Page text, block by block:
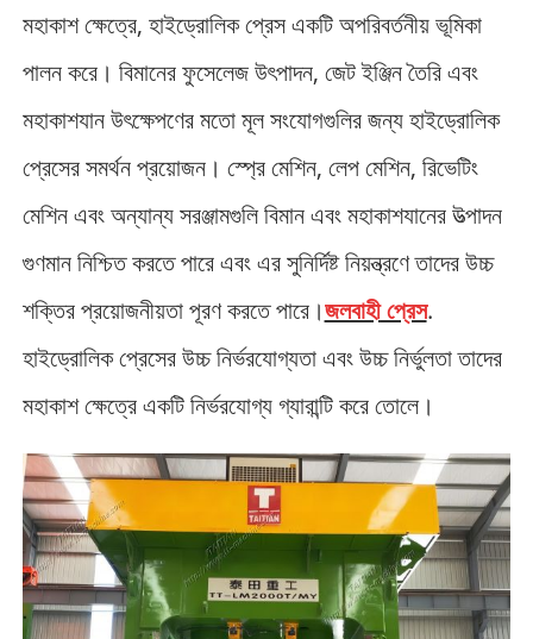
মহাকাশ ক্ষেত্রে, হাইড্রোলিক প্রেস একটি অপরিবর্তনীয় ভূমিকা
পালন করে। বিমানের ফুসেলেজ উৎপাদন, জেট ইঞ্জিন তৈরি এবং
মহাকাশযান উৎক্ষেপণের মতো মূল সংযোগগুলির জন্য হাইড্রোলিক
প্রেসের সমর্থন প্রয়োজন। স্প্রে মেশিন, লেপ মেশিন, রিভেটিং
মেশিন এবং অন্যান্য সরঞ্জামগুলি বিমান এবং মহাকাশযানের উত্পাদন
গুণমান নিশ্চিত করতে পারে এবং এর সুনির্দিষ্ট নিয়ন্ত্রণে তাদের উচ্চ
শক্তির প্রয়োজনীয়তা পূরণ করতে পারে।জলবাহী প্রেস.
হাইড্রোলিক প্রেসের উচ্চ নির্ভরযোগ্যতা এবং উচ্চ নির্ভুলতা তাদের
মহাকাশ ক্ষেত্রে একটি নির্ভরযোগ্য গ্যারান্টি করে তোলে।